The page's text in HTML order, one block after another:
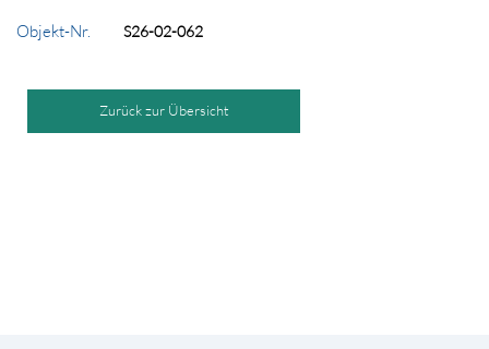
Objekt-Nr. S26-02-062
Zurück zur Übersicht